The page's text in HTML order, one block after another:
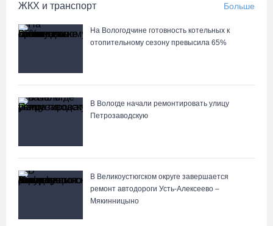
ЖКХ и транспорт Больше
На Вологодчине готовность котельных к
отопительному сезону превысила 65%
В Вологде начали ремонтировать улицу
Петрозаводскую
В Великоустюгском округе завершается
ремонт автодороги Усть-Алексеево –
Мякинницыно